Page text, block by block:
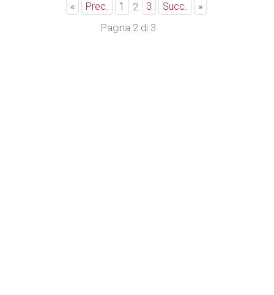
« Prec. 1 2 3 Succ.
»
Pagina 2 di 3